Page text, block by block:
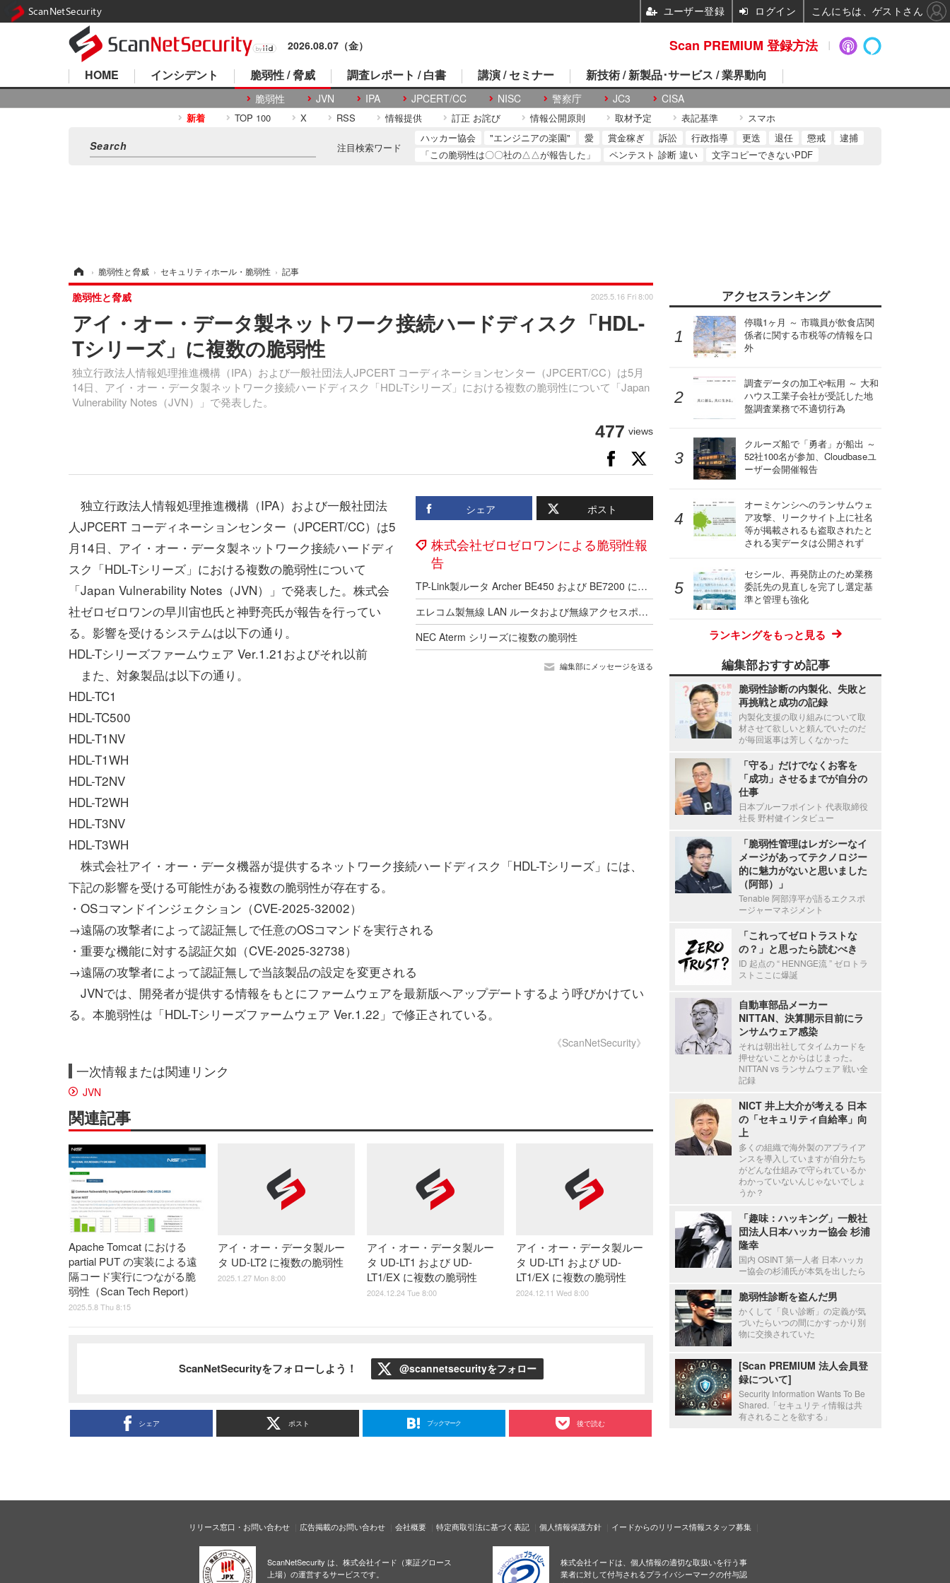
2026.08.07（金）
HOME インシデント 脆弱性 / 脅威
脆弱性 JVN IPA JPCERT/CC NISC 警察庁 JC3 CISA
調査レポート / 白書 講演 / セミナー 新技術 / 新製品･サービス / 業界動向
新着 TOP 100 X RSS 情報提供 訂正 お詫び 情報公開原則 取材予定 表記基準 スマホ
注目検索ワード
ハッカー協会 "エンジニアの楽園" 愛 賞金稼ぎ 訴訟 行政指導 更迭 退任 懲戒
逮捕
「この脆弱性は〇〇社の△△が報告した」
ペンテスト 診断 違い 文字コピーできないPDF
› 脆弱性と脅威 › セキュリティホール・脆弱性 › 記事
アイ・オー・データ製ネットワーク接続ハードディスク「HDL-
Tシリーズ」に複数の脆弱性
独立行政法人情報処理推進機構（IPA）および一般社団法人JPCERT コーディネーションセンター（JPCERT/CC）は5月
14日、アイ・オー・データ製ネットワーク接続ハードディスク「HDL-Tシリーズ」における複数の脆弱性について「Japan
Vulnerability Notes（JVN）」で発表した。
脆弱性と脅威 2025.5.16 Fri 8:00
477 views
シェア ポスト
株式会社ゼロゼロワンによる脆弱性報
告
TP-Link製ルータ Archer BE450 および BE7200 にOSコマンドインジェクションの脆弱性
エレコム製無線 LAN ルータおよび無線アクセスポイントに複数の脆弱性
NEC Aterm シリーズに複数の脆弱性
編集部にメッセージを送る
独立行政法人情報処理推進機構（IPA）および一般社団法
人JPCERT コーディネーションセンター（JPCERT/CC）は5
月14日、アイ・オー・データ製ネットワーク接続ハードディ
スク「HDL-Tシリーズ」における複数の脆弱性について
「Japan Vulnerability Notes（JVN）」で発表した。株式会
社ゼロゼロワンの早川宙也氏と神野亮氏が報告を行ってい
る。影響を受けるシステムは以下の通り。
HDL-Tシリーズファームウェア Ver.1.21およびそれ以前
また、対象製品は以下の通り。
HDL-TC1
HDL-TC500
HDL-T1NV
HDL-T1WH
HDL-T2NV
HDL-T2WH
HDL-T3NV
HDL-T3WH
株式会社アイ・オー・データ機器が提供するネットワーク接続ハードディスク「HDL-Tシリーズ」には、
下記の影響を受ける可能性がある複数の脆弱性が存在する。
・OSコマンドインジェクション（CVE-2025-32002）
→遠隔の攻撃者によって認証無しで任意のOSコマンドを実行される
・重要な機能に対する認証欠如（CVE-2025-32738）
→遠隔の攻撃者によって認証無しで当該製品の設定を変更される
JVNでは、開発者が提供する情報をもとにファームウェアを最新版へアップデートするよう呼びかけてい
る。本脆弱性は「HDL-Tシリーズファームウェア Ver.1.22」で修正されている。
《ScanNetSecurity》
一次情報または関連リンク
JVN
関連記事
Apache Tomcat における
partial PUT の実装による遠
隔コード実行につながる脆
弱性（Scan Tech Report）
2025.5.8 Thu 8:15
アイ・オー・データ製ルー
タ UD-LT2 に複数の脆弱性
2025.1.27 Mon 8:00
アイ・オー・データ製ルー
タ UD-LT1 および UD-
LT1/EX に複数の脆弱性
2024.12.24 Tue 8:00
アイ・オー・データ製ルー
タ UD-LT1 および UD-
LT1/EX に複数の脆弱性
2024.12.11 Wed 8:00
ScanNetSecurityをフォローしよう！ @scannetsecurityをフォロー
シェア ポスト ブックマーク 後で読む
アクセスランキング
停職1ヶ月 ～ 市職員が飲食店関
係者に関する市税等の情報を口
外
調査データの加工や転用 ～ 大和
ハウス工業子会社が受託した地
盤調査業務で不適切行為
クルーズ船で「勇者」が船出 ～
52社100名が参加、Cloudbaseユ
ーザー会開催報告
オーミケンシへのランサムウェ
ア攻撃、リークサイト上に社名
等が掲載されるも盗取されたと
される実データは公開されず
セシール、再発防止のため業務
委託先の見直しを完了し選定基
準と管理も強化
ランキングをもっと見る
編集部おすすめ記事
脆弱性診断の内製化、失敗と
再挑戦と成功の記録
内製化支援の取り組みについて取
材させて欲しいと頼んでいたのだ
が毎回返事は芳しくなかった
「守る」だけでなくお客を
「成功」させるまでが自分の
仕事
日本プルーフポイント 代表取締役
社長 野村健インタビュー
「脆弱性管理はレガシーなイ
メージがあってテクノロジー
的に魅力がないと思いました
（阿部）」
Tenable 阿部淳平が語るエクスポ
ージャーマネジメント
「これってゼロトラストな
の？」と思ったら読むべき
ID 起点の “ HENNGE流 ” ゼロトラ
ストここに爆誕
自動車部品メーカー
NITTAN、決算開示目前にラ
ンサムウェア感染
それは朝出社してタイムカードを
押せないことからはじまった。
NITTAN vs ランサムウェア 戦い全
記録
NICT 井上大介が考える 日本
の「セキュリティ自給率」向
上
多くの組織で海外製のアプライア
ンスを導入していますが自分たち
がどんな仕組みで守られているか
わかっていないんじゃないでしょ
うか？
「趣味：ハッキング」一般社
団法人日本ハッカー協会 杉浦
隆幸
国内 OSINT 第一人者 日本ハッカ
ー協会の杉浦氏が本気を出したら
脆弱性診断を盗んだ男
かくして「良い診断」の定義が気
づいたらいつの間にかすっかり別
物に交換されていた
[Scan PREMIUM 法人会員登
録について]
Security Information Wants To Be
Shared.「セキュリティ情報は共
有されることを欲する」
リリース窓口・お問い合わせ 広告掲載のお問い合わせ 会社概要 特定商取引法に基づく表記 個人情報保護方針 イードからのリリース情報スタッフ募集
ScanNetSecurity は、株式会社イード（東証グロース
上場）の運営するサービスです。
株式会社イードは、個人情報の適切な取扱いを行う事
業者に対して付与されるプライバシーマークの付与認
Scan PREMIUM 登録方法
ScanNetSecurity ユーザー登録 ログイン こんにちは、ゲストさん